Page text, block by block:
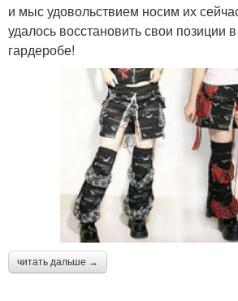
и мыс удовольствием носим их
удалось восстановить свои позиции
гардеробе!
читать дальше →